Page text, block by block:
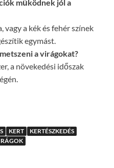
működnek jól a
vagy a kék és fehér színek
egymást.
a virágokat?
a növekedési időszak
KERT
KERTÉSZKEDÉS